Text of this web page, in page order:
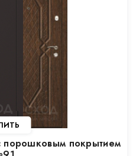
порошковым покрытием